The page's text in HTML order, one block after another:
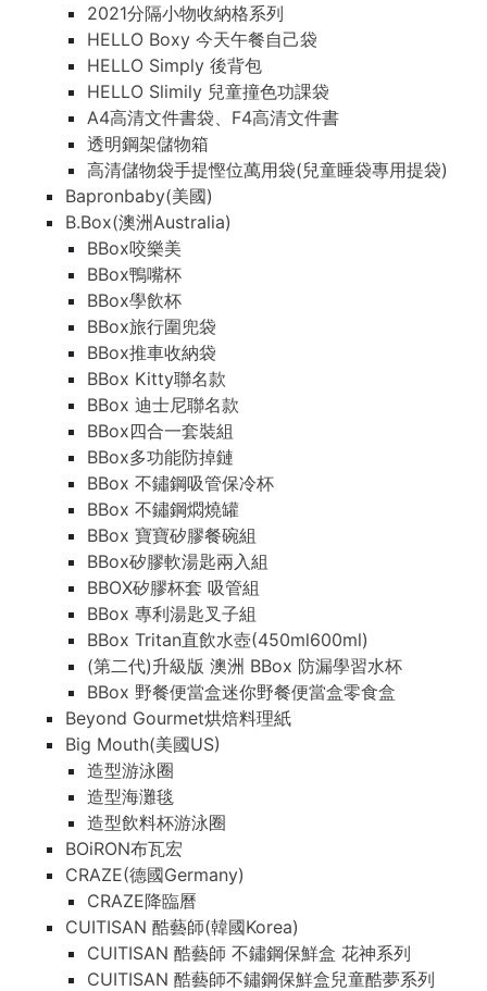
2021分隔小物收納格系列
HELLO Boxy 今天午餐自己袋
HELLO Simply 後背包
HELLO Slimily 兒童撞色功課袋
A4高清文件書袋、F4高清文件書
透明鋼架儲物箱
高清儲物袋手提慳位萬用袋(兒童睡袋專用提袋)
Bapronbaby(美國)
B.Box(澳洲Australia)
BBox咬樂美
BBox鴨嘴杯
BBox學飲杯
BBox旅行圍兜袋
BBox推車收納袋
BBox Kitty聯名款
BBox 迪士尼聯名款
BBox四合一套裝組
BBox多功能防掉鏈
BBox 不鏽鋼吸管保冷杯
BBox 不鏽鋼燜燒罐
BBox 寶寶矽膠餐碗組
BBox矽膠軟湯匙兩入組
BBOX矽膠杯套 吸管組
BBox 專利湯匙叉子組
BBox Tritan直飲水壺(450ml600ml)
(第二代)升級版 澳洲 BBox 防漏學習水杯
BBox 野餐便當盒迷你野餐便當盒零食盒
Beyond Gourmet烘焙料理紙
Big Mouth(美國US)
造型游泳圈
造型海灘毯
造型飲料杯游泳圈
BOiRON布瓦宏
CRAZE(德國Germany)
CRAZE降臨曆
CUITISAN 酷藝師(韓國Korea)
CUITISAN 酷藝師 不鏽鋼保鮮盒 花神系列
CUITISAN 酷藝師不鏽鋼保鮮盒兒童酷夢系列